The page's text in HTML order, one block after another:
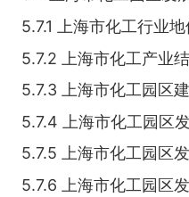
5.7.1 上海市化工行业地
5.7.2 上海市化工产业
5.7.3 上海市化工园区
5.7.4 上海市化工园区
5.7.5 上海市化工园区
5.7.6 上海市化工园区